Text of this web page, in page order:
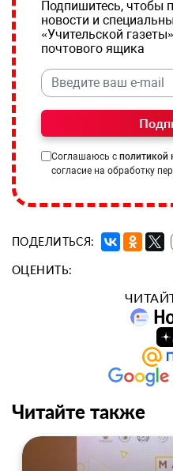
Подпишитесь, чтобы
новости и
«Учительской
почтового ящика
Соглашаюсь с политикой
согласие на обработку
ПОДЕЛИТЬСЯ:
ОЦЕНИТЬ:
Читайте также